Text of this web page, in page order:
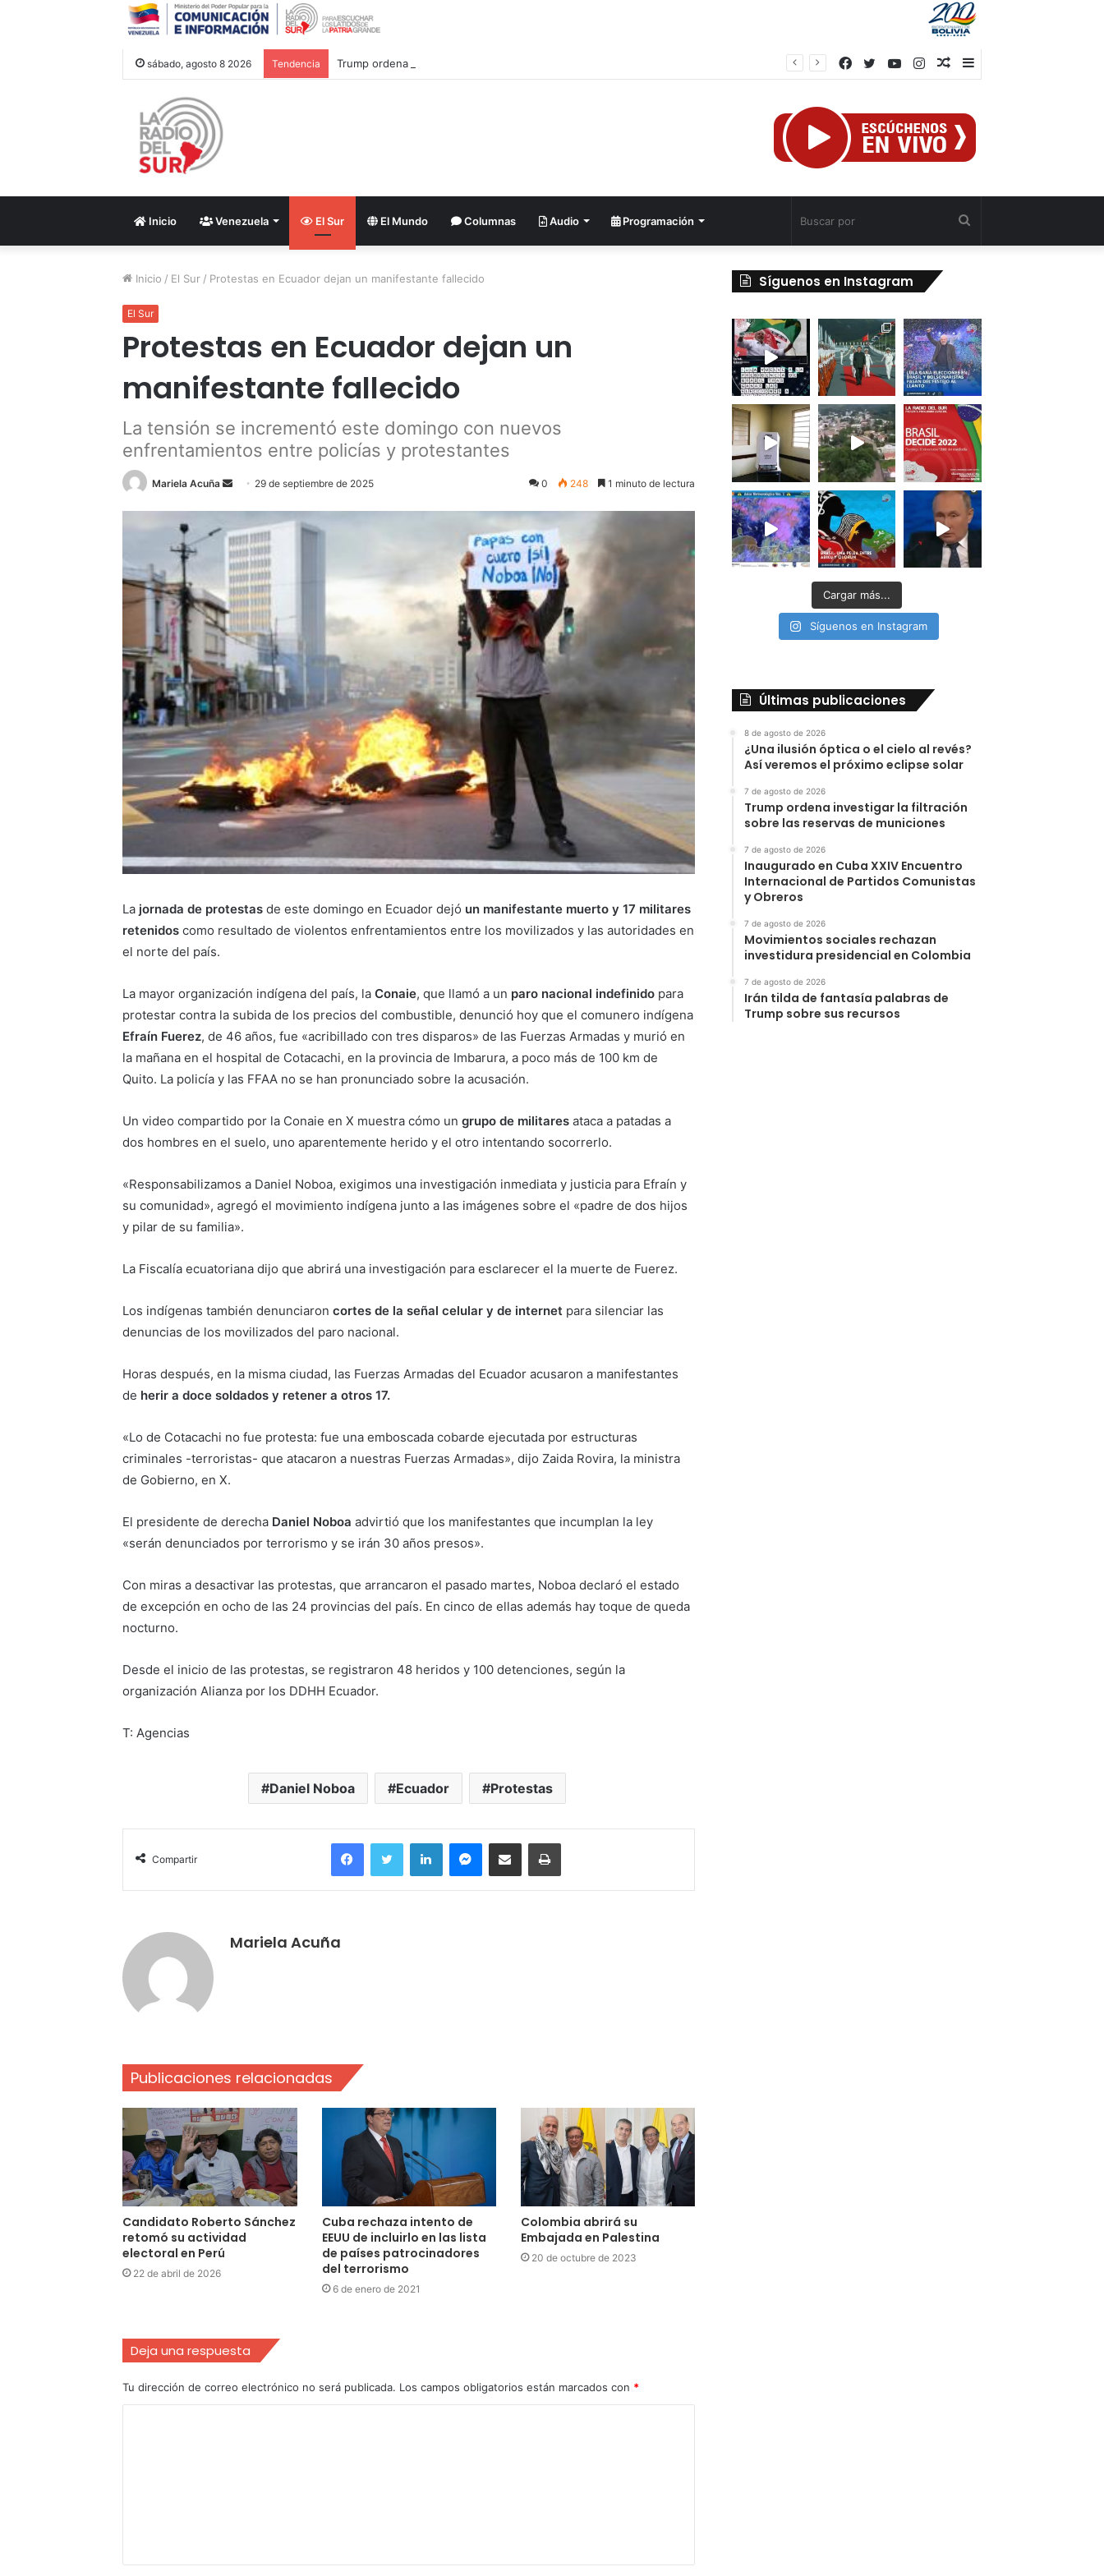
sábado, agosto 8 2026 Tendencia Trump ordena investigar la filtración sobre las reservas de municiones
Barra
Publicación
azar
Instagram
YouTube
Twitter
Facebook
Inicio Venezuela El Sur El Mundo Columnas Audio Programación
Inicio / El Sur / Protestas en Ecuador dejan un manifestante fallecido
El Sur
Protestas en Ecuador dejan un
manifestante fallecido
La tensión se incrementó este domingo con nuevos
enfrentamientos entre policías y protestantes
Mariela Acuña
Send29 de septiembre de 2025 0 248 1 minuto de lectura
La jornada de protestas de este domingo en Ecuador dejó un manifestante muerto y 17 militares
retenidos como resultado de violentos enfrentamientos entre los movilizados y las autoridades en
el norte del país.
La mayor organización indígena del país, laConaie, que llamó a un paro nacional indefinido para
protestar contra la subida de los precios del combustible, denunció hoy que el comunero indígena
Efraín Fuerez, de 46 años, fue «acribillado con tres disparos» de las Fuerzas Armadas y murió en
la mañana en el hospital de Cotacachi, en la provincia de Imbarura, a poco más de 100 km de
Quito. La policía y las FFAA no se han pronunciado sobre la acusación.
Un video compartido por la Conaie en X muestra cómo ungrupo de militares ataca a patadas a
dos hombres en el suelo, uno aparentemente herido y el otro intentando socorrerlo.
«Responsabilizamos a Daniel Noboa, exigimos una investigación inmediata y justicia para Efraín y
su comunidad», agregó el movimiento indígena junto a las imágenes sobre el «padre de dos hijos
y pilar de su familia».
La Fiscalía ecuatoriana dijo que abrirá una investigación para esclarecer el la muerte de Fuerez.
Los indígenas también denunciaroncortes de la señal celular y de internet para silenciar las
denuncias de los movilizados del paro nacional.
Horas después, en la misma ciudad, las Fuerzas Armadas del Ecuador acusaron a manifestantes
de herir a doce soldados y retener a otros 17.
«Lo de Cotacachi no fue protesta: fue una emboscada cobarde ejecutada por estructuras
criminales -terroristas- que atacaron a nuestras Fuerzas Armadas», dijo Zaida Rovira, la ministra
de Gobierno, en X.
El presidente de derecha Daniel Noboa advirtió que los manifestantes que incumplan la ley
«serán denunciados por terrorismo y se irán 30 años presos».
Con miras a desactivar las protestas, que arrancaron el pasado martes, Noboa declaró el estado
de excepción en ocho de las 24 provincias del país. En cinco de ellas además hay toque de queda
nocturno.
Desde el inicio de las protestas, se registraron 48 heridos y 100 detenciones, según la
organización Alianza por los DDHH Ecuador.
T: Agencias
Daniel Noboa Ecuador Protestas
Compartir
FacebookTwitter LinkedInMessengerCompartir por correo electrónicoImprimir
Mariela Acuña
Publicaciones relacionadas
Candidato Roberto Sánchez
retomó su actividad
electoral en Perú
22 de abril de 2026
Cuba rechaza intento de
EEUU de incluirlo en las lista
de países patrocinadores
del terrorismo
6 de enero de 2021
Colombia abrirá su
Embajada en Palestina
20 de octubre de 2023
Deja una respuesta
Tu dirección de correo electrónico no será publicada. Los campos obligatorios están marcados con *
Síguenos en Instagram
Cargar más...
Síguenos en Instagram
Últimas publicaciones
8 de agosto de 2026
¿Una ilusión óptica o el cielo al revés?
Así veremos el próximo eclipse solar
7 de agosto de 2026
Trump ordena investigar la filtración
sobre las reservas de municiones
7 de agosto de 2026
Inaugurado en Cuba XXIV Encuentro
Internacional de Partidos Comunistas
y Obreros
7 de agosto de 2026
Movimientos sociales rechazan
investidura presidencial en Colombia
7 de agosto de 2026
Irán tilda de fantasía palabras de
Trump sobre sus recursos